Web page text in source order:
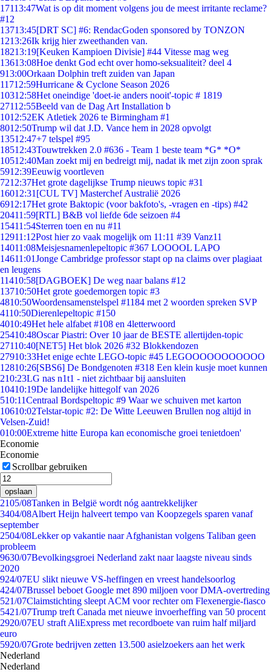
17113:47Wat is op dit moment volgens jou de meest irritante reclame?
#12
13713:45[DRT SC] #6: RendacGoden sponsored by TONZON
1213:26Ik krijg hier zweethanden van.
18213:19[Keuken Kampioen Divisie] #44 Vitesse mag weg
13613:08Hoe denkt God echt over homo-seksualiteit? deel 4
913:00Orkaan Dolphin treft zuiden van Japan
11712:59Hurricane & Cyclone Season 2026
10312:58Het oneindige 'doet-ie anders nooit'-topic # 1819
27112:55Beeld van de Dag Art Installation b
1012:52EK Atletiek 2026 te Birmingham #1
8012:50Trump wil dat J.D. Vance hem in 2028 opvolgt
13512:47+7 telspel #95
18512:43Touwtrekken 2.0 #636 - Team 1 beste team *G* *O*
10512:40Man zoekt mij en bedreigt mij, nadat ik met zijn zoon sprak
5912:39Eeuwig voortleven
7212:37Het grote dagelijkse Trump nieuws topic #31
16012:31 [CUL TV] Masterchef Australië 2026
6912:17Het grote Baktopic (voor bakfoto's, -vragen en -tips) #42
20411:59[RTL] B&B vol liefde 6de seizoen #4
15411:54Sterren toen en nu #11
12911:12Post hier zo vaak mogelijk om 11:11 #39 Vanz11
14011:08Meisjesnamenlepeltopic #367 LOOOOL LAPO
14611:01Jonge Cambridge professor stapt op na claims over plagiaat
en leugens
11410:58[DAGBOEK] De weg naar balans #12
13710:50Het grote goedemorgen topic #3
4810:50Woordensamenstelspel #1184 met 2 woorden spreken SVP
4110:50Dierenlepeltopic #150
4010:49Het hele alfabet #108 en 4letterwoord
25410:48Oscar Piastri: Over 10 jaar de BESTE allertijden-topic
27110:40[NET5] Het blok 2026 #32 Blokkendozen
27910:33Het enige echte LEGO-topic #45 LEGOOOOOOOOOOO
12810:26[SBS6] De Bondgenoten #318 Een klein kusje moet kunnen
210:23LG nas n1t1 - niet zichtbaar bij aansluiten
10410:19De landelijke hittegolf van 2026
510:11Centraal Bordspeltopic #9 Waar we schuiven met karton
10610:02Telstar-topic #2: De Witte Leeuwen Brullen nog altijd in
Velsen-Zuid!
010:00Extreme hitte Europa kan economische groei tenietdoen'
Economie
Economie
Scrollbar gebruiken
opslaan
2105/08Tanken in België wordt nóg aantrekkelijker
3404/08Albert Heijn halveert tempo van Koopzegels sparen vanaf
september
2504/08Lekker op vakantie naar Afghanistan volgens Taliban geen
probleem
9630/07Bevolkingsgroei Nederland zakt naar laagste niveau sinds
2020
924/07EU slikt nieuwe VS-heffingen en vreest handelsoorlog
424/07Brussel beboet Google met 890 miljoen voor DMA-overtreding
521/07Claimstichting sleept ACM voor rechter om Flexenergie-fiasco
5421/07Trump treft Canada met nieuwe invoerheffing van 50 procent
2920/07EU straft AliExpress met recordboete van ruim half miljard
euro
5920/07Grote bedrijven zetten 13.500 asielzoekers aan het werk
Nederland
Nederland